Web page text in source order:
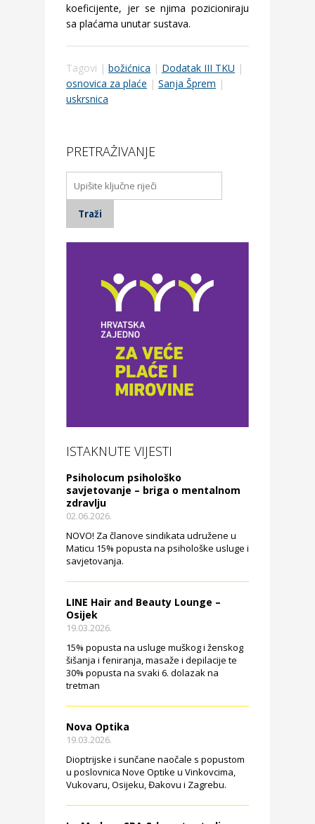
koeficijente, jer se njima pozicioniraju
sa plaćama unutar sustava.
Tagovi | božićnica | Dodatak III TKU |
osnovica za plaće | Sanja Šprem |
uskrsnica
PRETRAŽIVANJE
ISTAKNUTE VIJESTI
Psiholocum psihološko
savjetovanje – briga o mentalnom
zdravlju
02.06.2026.
NOVO! Za članove sindikata udružene u
Maticu 15% popusta na psihološke usluge i
savjetovanja.
LINE Hair and Beauty Lounge –
Osijek
19.03.2026.
15% popusta na usluge muškog i ženskog
šišanja i feniranja, masaže i depilacije te
30% popusta na svaki 6. dolazak na
tretman
Nova Optika
19.03.2026.
Dioptrijske i sunčane naočale s popustom
u poslovnica Nove Optike u Vinkovcima,
Vukovaru, Osijeku, Đakovu i Zagrebu.